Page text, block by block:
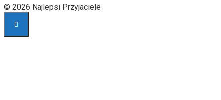
© 2026 Najlepsi Przyjaciele